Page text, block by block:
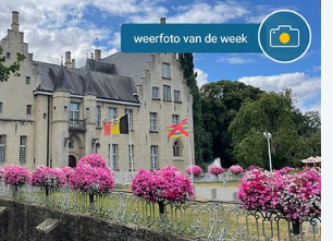
week. Weer&Radar uploader. . . zaterdag